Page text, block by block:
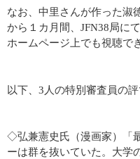
なお、中里さんが作った淑
から１カ月間、JFN38局に
ホームページ上でも視聴で
以下、3人の特別審査員の評
◇弘兼憲史氏（漫画家）「
ーは群を抜いていた。大学